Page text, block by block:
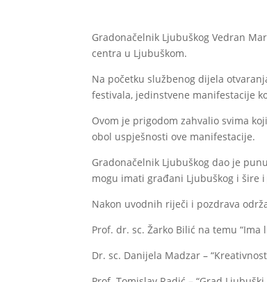
Gradonačelnik Ljubuškog Vedran
centra u Ljubuškom.
Na početku službenog dijela
festivala, jedinstvene manifestacije
Ovom je prigodom zahvalio svima
obol uspješnosti ove manifestacije.
Gradonačelnik Ljubuškog dao je
mogu imati građani Ljubuškog i šire
Nakon uvodnih riječi i pozdrava
Prof. dr. sc. Žarko Bilić na temu
Dr. sc. Danijela Madzar –